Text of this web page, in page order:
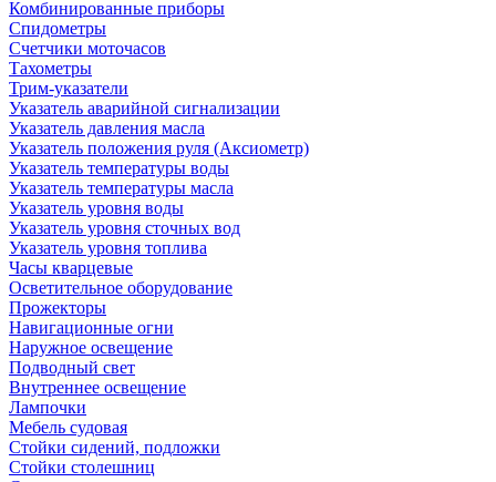
Комбинированные приборы
Спидометры
Счетчики моточасов
Тахометры
Трим-указатели
Указатель аварийной сигнализации
Указатель давления масла
Указатель положения руля (Аксиометр)
Указатель температуры воды
Указатель температуры масла
Указатель уровня воды
Указатель уровня сточных вод
Указатель уровня топлива
Часы кварцевые
Осветительное оборудование
Прожекторы
Навигационные огни
Наружное освещение
Подводный свет
Внутреннее освещение
Лампочки
Мебель судовая
Стойки сидений, подложки
Стойки столешниц